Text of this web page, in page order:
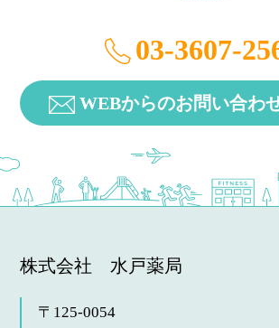
03-3607-
WEBからのお問い合わ
株式会社 水戸薬局
〒125-0054